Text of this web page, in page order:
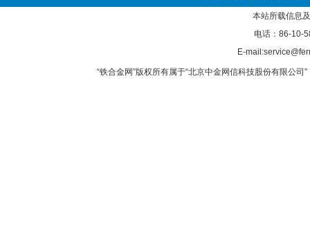
本站所载信息
电话：86-10-
E-
“铁合金网”版权所有属于“北京中金网信科技股份有限公司